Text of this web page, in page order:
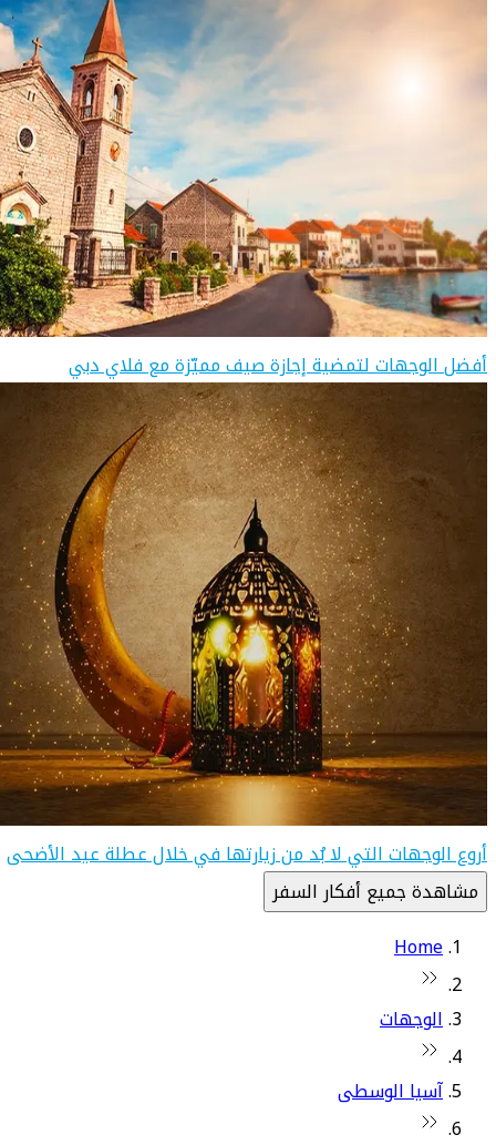
أفضل الوجهات لتمضية إجازة صيف مميّزة مع فلاي دبي
أروع الوجهات التي لا بُد من زيارتها في خلال عطلة عيد الأضحى
مشاهدة جميع أفكار السفر
Home
الوجهات
آسيا الوسطى